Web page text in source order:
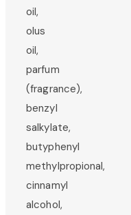
oil,
olus
oil,
parfum
(fragrance),
benzyl
salkylate,
butyphenyl
methylpropional,
cinnamyl
alcohol,